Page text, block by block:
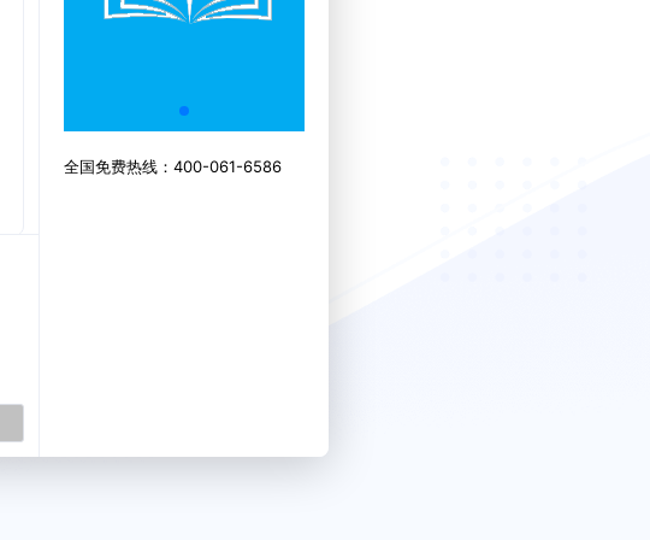
全国免费热线：400-061-6586